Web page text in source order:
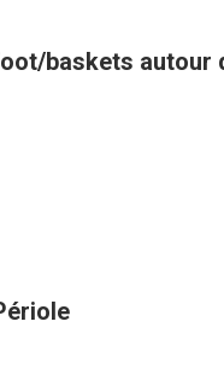
baskets autour